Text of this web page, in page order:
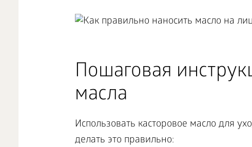
Пошаговая
масла
Использовать касторовое масло для
делать это правильно: